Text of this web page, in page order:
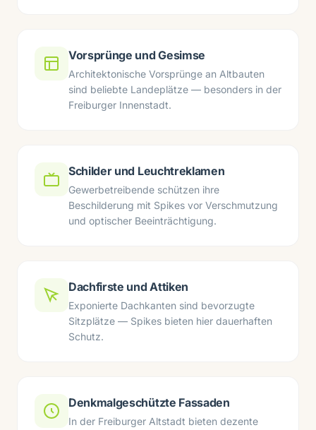
Vorsprünge und Gesimse
Architektonische Vorsprünge an Altbauten
sind beliebte Landeplätze — besonders in der
Freiburger Innenstadt.
Schilder und Leuchtreklamen
Gewerbetreibende schützen ihre
Beschilderung mit Spikes vor Verschmutzung
und optischer Beeinträchtigung.
Dachfirste und Attiken
Exponierte Dachkanten sind bevorzugte
Sitzplätze — Spikes bieten hier dauerhaften
Schutz.
Denkmalgeschützte Fassaden
In der Freiburger Altstadt bieten dezente